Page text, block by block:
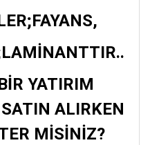
YATIRIM
ALIRKEN
MİSİNİZ?